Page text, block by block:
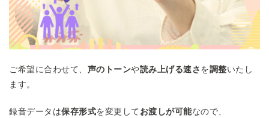
ご希望に合わせて、 声のトーンや読み上げる速さを調整いたし
ます。
録音データは保存形式を変更してお渡しが可能なので、